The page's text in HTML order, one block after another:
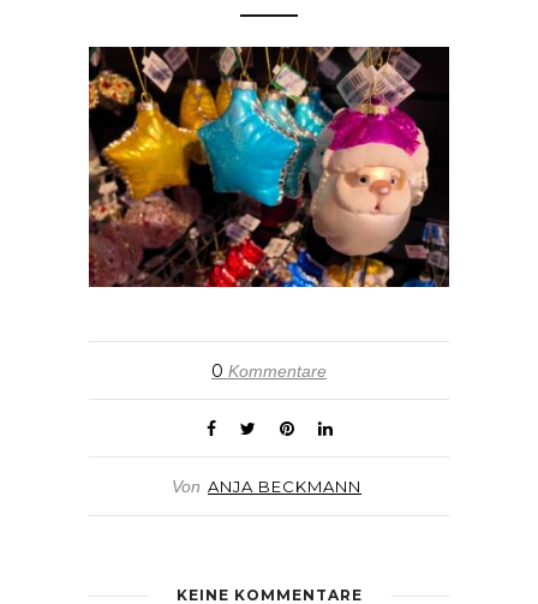
0 Kommentare
Von ANJA BECKMANN
KEINE KOMMENTARE